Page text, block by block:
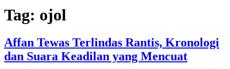
Tag: ojol
Affan Tewas Terlindas Rantis, Kronologi
dan Suara Keadilan yang Mencuat